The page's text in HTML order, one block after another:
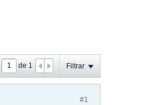
de 1 Filtrar
#1